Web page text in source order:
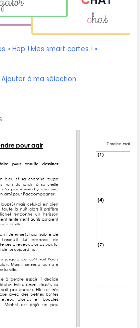
« Hep ! Mes smart cartes ! »
Ajouter à ma sélection